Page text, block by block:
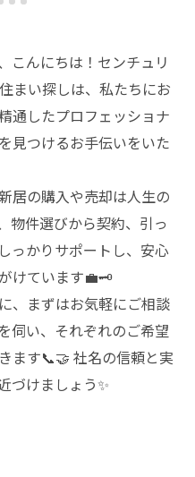
こんにちは！センチュリ
まい探しは、私たちにお
通したプロフェッショナ
見つけるお手伝いをいた
居の購入や売却は人生の
物件選びから契約、引っ
っかりサポートし、安心
けています💼🗝️
、まずはお気軽にご相談
伺い、それぞれのご希望
ます📞🤝 社名の信頼と実
づけましょう✨